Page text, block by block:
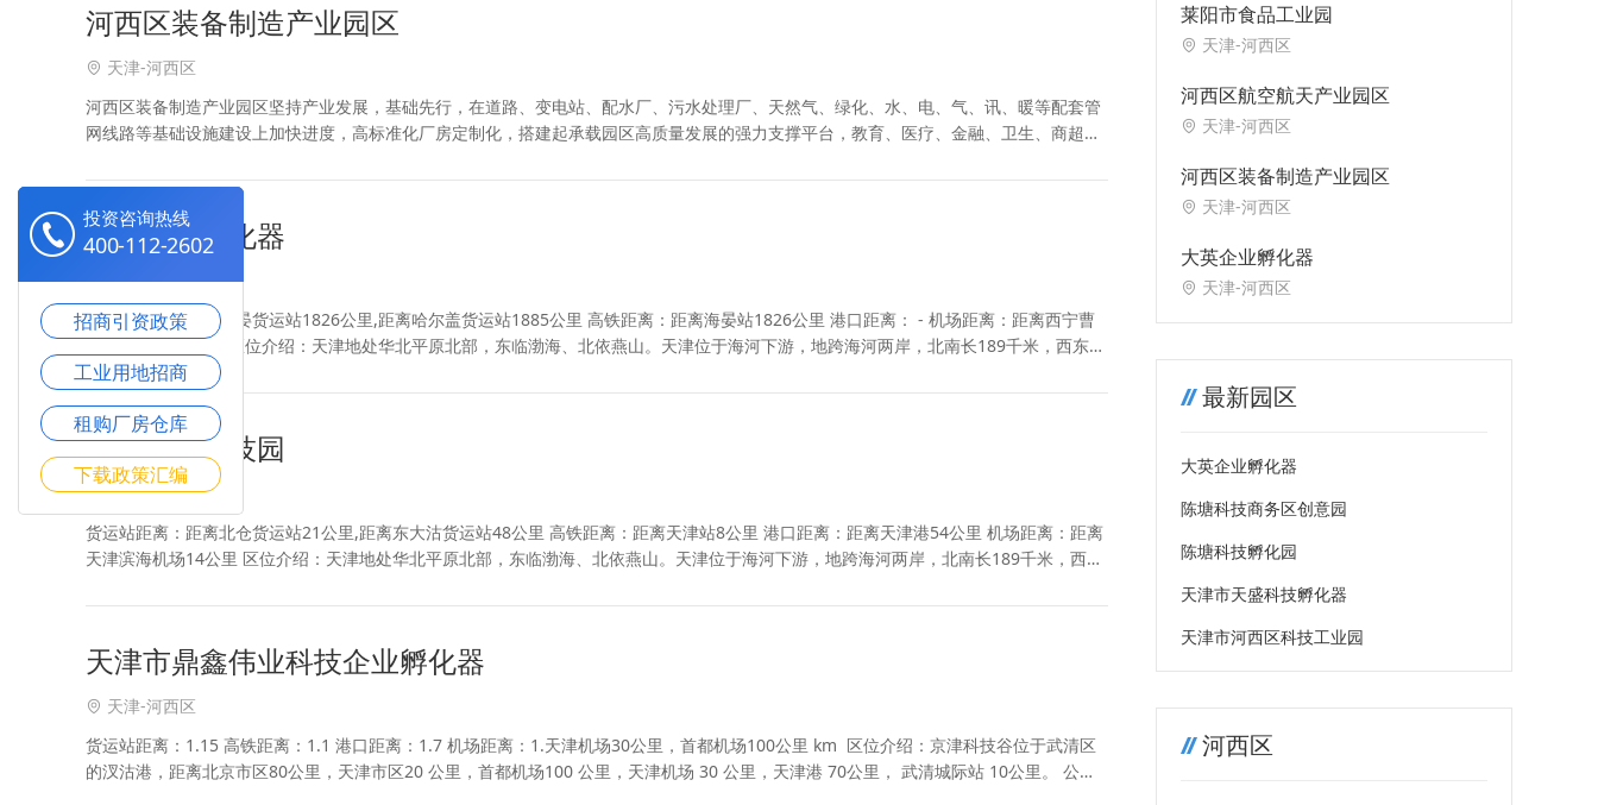
河西区装备制造产业园区
天津-河西区
河西区装备制造产业园区坚持产业发展，基础先行，在道路、变电站、配水厂、污水处理厂、天然气、绿化、水、电、气、讯、暖等配套管
网线路等基础设施建设上加快进度，高标准化厂房定制化，搭建起承载园区高质量发展的强力支撑平台，教育、医疗、金融、卫生、商超等
大英企业孵化器
天津-河西区
货运站距离：距离海晏货运站1826公里,距离哈尔盖货运站1885公里 高铁距离：距离海晏站1826公里 港口距离： - 机场距离：距离西宁曹
家堡机场1716公里 区位介绍：天津地处华北平原北部，东临渤海、北依燕山。天津位于海河下游，地跨海河两岸，北南长189千米，西东宽
117千米。陆界长1137千
河西陈塘科技园
天津-河西区
货运站距离：距离北仓货运站21公里,距离东大沽货运站48公里 高铁距离：距离天津站8公里 港口距离：距离天津港54公里 机场距离：距离
天津滨海机场14公里 区位介绍：天津地处华北平原北部，东临渤海、北依燕山。天津位于海河下游，地跨海河两岸，北南长189千米，西东
天津市鼎鑫伟业科技企业孵化器
天津-河西区
货运站距离：1.15 高铁距离：1.1 港口距离：1.7 机场距离：1.天津机场30公里，首都机场100公里 km 区位介绍：京津科技谷位于武清区
的汊沽港，距离北京市区80公里，天津市区20 公里，首都机场100 公里，天津机场 30 公里，天津港 70公里， 武清城际站 10公里。 公路
莱阳市食品工业园
天津-河西区
河西区航空航天产业园区
天津-河西区
河西区装备制造产业园区
天津-河西区
大英企业孵化器
天津-河西区
最新园区
大英企业孵化器
陈塘科技商务区创意园
陈塘科技孵化园
天津市天盛科技孵化器
天津市河西区科技工业园
河西区
投资咨询热线
400-112-2602
招商引资政策
工业用地招商
租购厂房仓库
下载政策汇编